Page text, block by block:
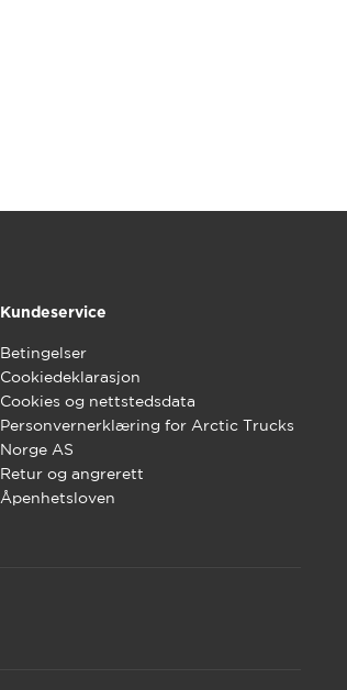
Kundeservice
Betingelser
Cookiedeklarasjon
Cookies og nettstedsdata
Personvernerklæring for Arctic Trucks
Norge AS
Retur og angrerett
Åpenhetsloven